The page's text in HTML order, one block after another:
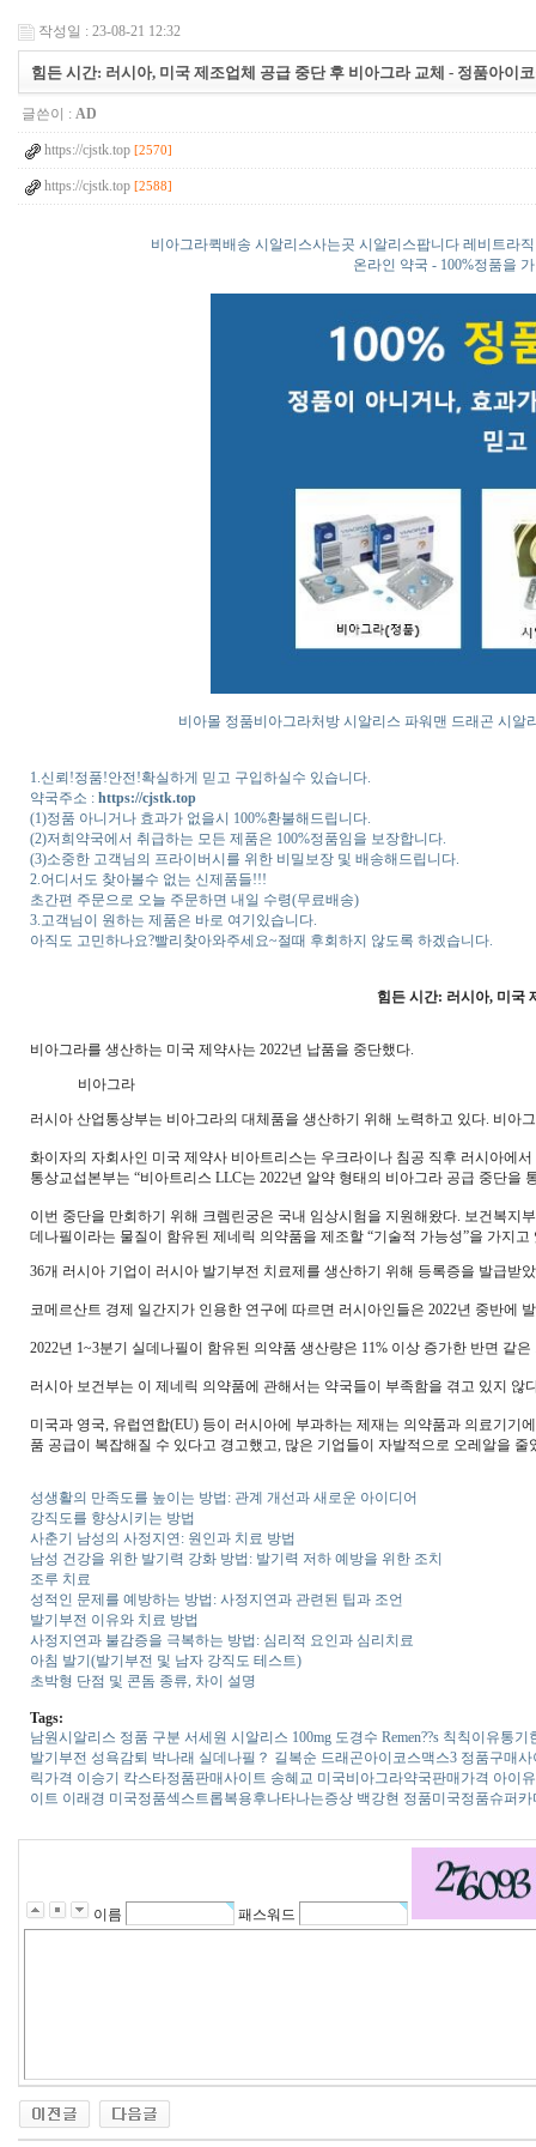
작성일 : 23-08-21 12:32
힘든 시간: 러시아, 미국 제조업체 공급 중단 후 비아그라 교체 - 정품아이
글쓴이 : AD
https://cjstk.top [2570]
https://cjstk.top [2588]
비아그라퀵배송 시알리스사는곳 시알리스팝니다 레비트라
온라인 약국 - 100%정품을
비아몰 정품비아그라처방 시알리스 파워맨 드래곤 시알
1.신뢰!정품!안전!확실하게 믿고 구입하실수 있습니다.
약국주소 : https://cjstk.top
(1)정품 아니거나 효과가 없을시 100%환불해드립니다.
(2)저희약국에서 취급하는 모든 제품은 100%정품임을 보장합니다.
(3)소중한 고객님의 프라이버시를 위한 비밀보장 및 배송해드립니다.
2.어디서도 찾아볼수 없는 신제품들!!!
초간편 주문으로 오늘 주문하면 내일 수령(무료배송)
3.고객님이 원하는 제품은 바로 여기있습니다.
아직도 고민하나요?빨리찾아와주세요~절때 후회하지 않도록 하겠습니다.
힘든 시간: 러시아, 미국
비아그라를 생산하는 미국 제약사는 2022년 납품을 중단했다.
비아그라
러시아 산업통상부는 비아그라의 대체품을 생산하기 위해 노력하고 있다. 비
화이자의 자회사인 미국 제약사 비아트리스는 우크라이나 침공 직후 러시아에
통상교섭본부는 “비아트리스 LLC는 2022년 알약 형태의 비아그라 공급 중단을
이번 중단을 만회하기 위해 크렘린궁은 국내 임상시험을 지원해왔다. 보건복
데나필이라는 물질이 함유된 제네릭 의약품을 제조할 “기술적 가능성”을 가지고
36개 러시아 기업이 러시아 발기부전 치료제를 생산하기 위해 등록증을 발급받
코메르산트 경제 일간지가 인용한 연구에 따르면 러시아인들은 2022년 중반에
2022년 1~3분기 실데나필이 함유된 의약품 생산량은 11% 이상 증가한 반면 같
러시아 보건부는 이 제네릭 의약품에 관해서는 약국들이 부족함을 겪고 있지 않
미국과 영국, 유럽연합(EU) 등이 러시아에 부과하는 제재는 의약품과 의료기
품 공급이 복잡해질 수 있다고 경고했고, 많은 기업들이 자발적으로 오레알을
성생활의 만족도를 높이는 방법: 관계 개선과 새로운 아이디어
강직도를 향상시키는 방법
사춘기 남성의 사정지연: 원인과 치료 방법
남성 건강을 위한 발기력 강화 방법: 발기력 저하 예방을 위한 조치
조루 치료
성적인 문제를 예방하는 방법: 사정지연과 관련된 팁과 조언
발기부전 이유와 치료 방법
사정지연과 불감증을 극복하는 방법: 심리적 요인과 심리치료
아침 발기(발기부전 및 남자 강직도 테스트)
초박형 단점 및 콘돔 종류, 차이 설명
Tags:
남원시알리스 정품 구분 서세원 시­알리스 100mg 도경수 Remen??s 칙칙이유통기
발기부전 성욕감퇴 박나래 실데나필？ 길복순 드래곤아이코스맥스3 정품구매사
릭가격 이승기 칵스타정품판매사이트 송혜교 미국비­아그라약국판매가격 아이유
이트 이래경 미국정품섹스트롭복용후나타나는증상 백강현 정품미국정품슈퍼
이름 패스워드